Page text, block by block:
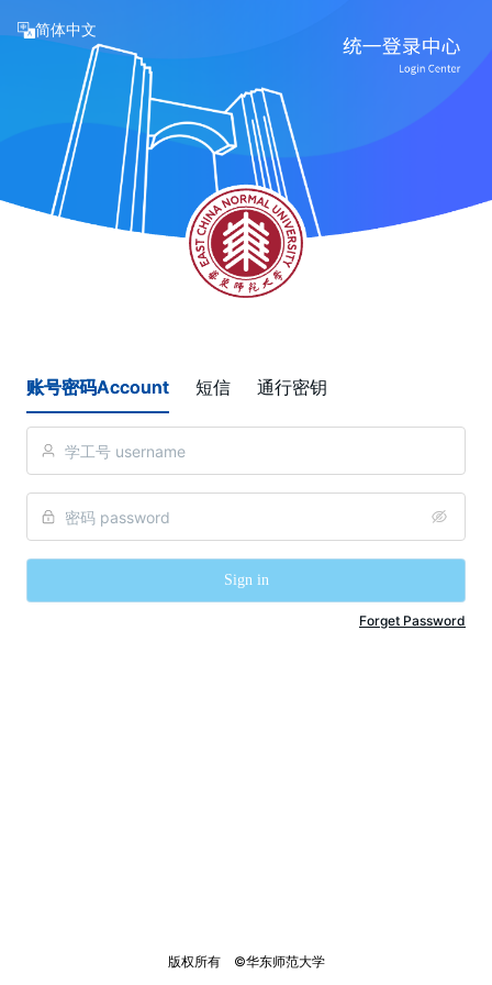
简体中文
账号密码Account 短信 通行密钥
Sign in
Forget Password
版权所有    ©华东师范大学